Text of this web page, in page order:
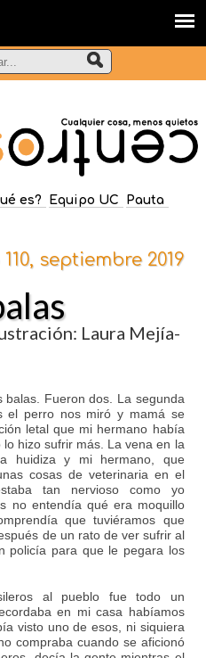
es? Equipo UC Pauta
septiembre 2019
Laura Mejía-
balas. Fueron dos. La segunda
el perro nos miró y mamá se
letal que mi hermano había
hizo sufrir más. La vena en la
huidiza y mi hermano, que
cosas de veterinaria en el
tan nervioso como yo
no entendía qué era moquillo
que tuviéramos que
de un rato de ver sufrir al
policía para que le pegara los
al pueblo fue todo un
en mi casa habíamos
visto uno de esos, ni siquiera
compraba cuando se aficionó